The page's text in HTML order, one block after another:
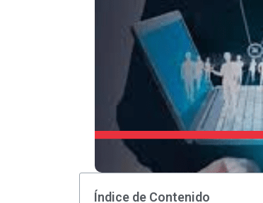
Índice de Contenido